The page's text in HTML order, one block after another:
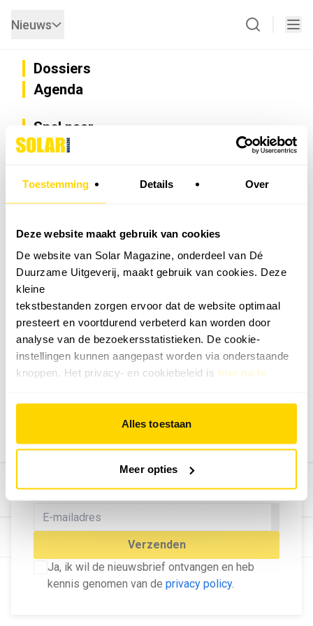
Toestemming Details Over
Deze website maakt gebruik van cookies
De website van Solar Magazine, onderdeel van Dé
Duurzame Uitgeverij, maakt gebruik van cookies. Deze
kleine
tekstbestanden zorgen ervoor dat de website optimaal
presteert en voortdurend verbeterd kan worden door
analyse van de bezoekersstatistieken. De cookie-
instellingen kunnen aangepast worden via onderstaande
knoppen. Het privacy- en cookiebeleid is hier na te
Alles toestaan
Meer opties
MELD U AAN VOOR ONZE
NIEUWSBRIEF
Blijf op de hoogte van het laatste nieuws!
Verzenden
Ja, ik wil de nieuwsbrief ontvangen en heb
kennis genomen van de privacy policy.
Nieuws
Dossiers
Agenda
Snel naar
Privacy
Nieuwsbrief
Vacatures
Installateurzoeker
Cookievoorkeuren wijzigen
English
Geef ons feedback
Vertel ons wat je van onze website vindt.
Tip de redactie
Bekijk hier de mogelijkheden.
© Dé Duurzame Uitgeverij